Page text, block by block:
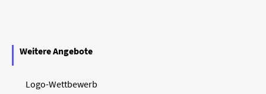
Weitere Angebote
Logo-Wettbewerb